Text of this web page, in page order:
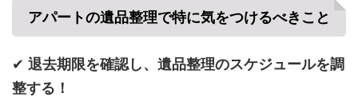
アパートの遺品整理で特に気をつけるべきこと
✔ 退去期限を確認し、遺品整理のスケジュールを調
整する！